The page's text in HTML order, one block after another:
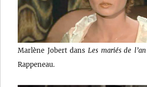
Marlène Jobert dansLes mariés de
Rappeneau.